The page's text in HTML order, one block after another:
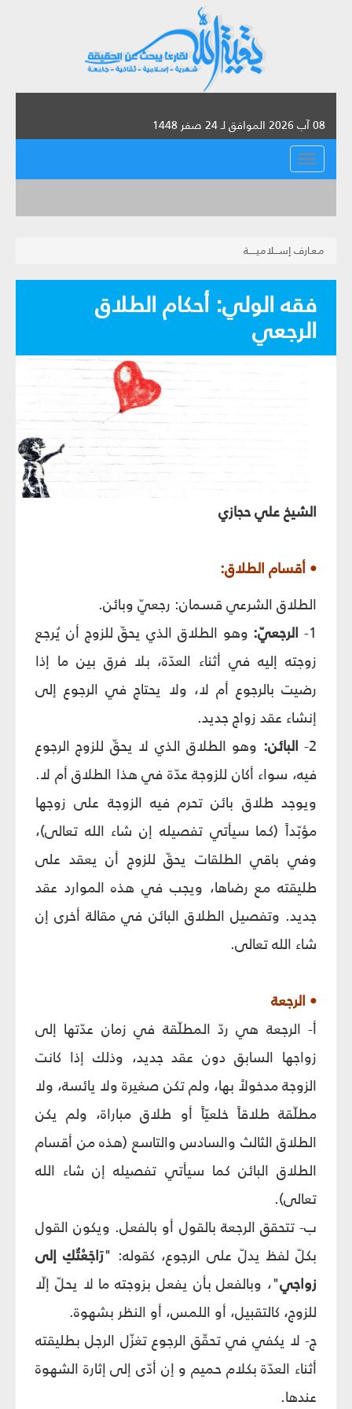
08 آب 2026 الموافق لـ 24 صفر 1448
القائمة
مـعـارف إســـلاميـــــة
فقه الولي: أحكام الطلاق
الرجعي
الشيخ علي حجازي
• أقسام الطلاق:
الطلاق الشرعي قسمان: رجعيّ وبائن.
1- الرجعيّ: وهو الطلاق الذي يحقّ للزوج أن يُرجع
زوجته إليه في أثناء العدّة، بلا فرق بين ما إذا
رضيت بالرجوع أم لا، ولا يحتاج في الرجوع إلى
إنشاء عقد زواج جديد.
2- البائن: وهو الطلاق الذي لا يحقّ للزوج الرجوع
فيه، سواء أكان للزوجة عدّة في هذا الطلاق أم لا.
ويوجد طلاق بائن تحرم فيه الزوجة على زوجها
مؤبّداً (كما سيأتي تفصيله إن شاء الله تعالى)،
وفي باقي الطلقات يحقّ للزوج أن يعقد على
طليقته مع رضاها، ويجب في هذه الموارد عقد
جديد. وتفصيل الطلاق البائن في مقالة أخرى إن
شاء الله تعالى.
• الرجعة
أ- الرجعة هي ردّ المطلّقة في زمان عدّتها إلى
زواجها السابق دون عقد جديد، وذلك إذا كانت
الزوجة مدخولاً بها، ولم تكن صغيرة ولا يائسة، ولا
مطلّقة طلاقاً خلعيّاً أو طلاق مباراة، ولم يكن
الطلاق الثالث والسادس والتاسع (هذه من أقسام
الطلاق البائن كما سيأتي تفصيله إن شاء الله
تعالى).
ب- تتحقق الرجعة بالقول أو بالفعل. ويكون القول
بكلّ لفظ يدلّ على الرجوع، كقوله: "رَاجَعْتُكِ إلى
زواجي"، وبالفعل بأن يفعل بزوجته ما لا يحلّ إلّا
للزوج، كالتقبيل، أو اللمس، أو النظر بشهوة.
ج- لا يكفي في تحقّق الرجوع تغزّل الرجل بطليقته
أثناء العدّة بكلام حميم و إن أدّى إلى إثارة الشهوة
عندها.